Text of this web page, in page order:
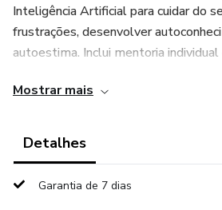
Inteligência Artificial para cuidar do
frustrações, desenvolver
autoestima. Inclui mentoria
pessoal. Vagas limitadas — entre
seus boletos com sua maternidade!
Mostrar mais
Detalhes
Garantia de 7 dias